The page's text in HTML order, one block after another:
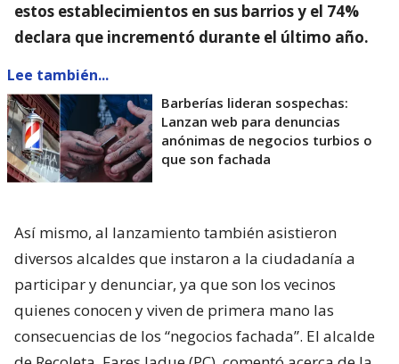
estos establecimientos en sus barrios y el 74%
declara que incrementó durante el último año.
Lee también...
Barberías lideran sospechas:
Lanzan web para denuncias
anónimas de negocios turbios o
que son fachada
Así mismo, al lanzamiento también asistieron
diversos alcaldes que instaron a la ciudadanía a
participar y denunciar, ya que son los vecinos
quienes conocen y viven de primera mano las
consecuencias de los “negocios fachada”. El alcalde